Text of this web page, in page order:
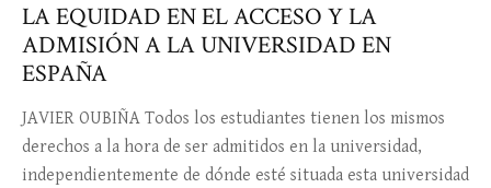
LA EQUIDAD EN EL ACCESO Y LA
ADMISIÓN A LA UNIVERSIDAD EN
ESPAÑA
JAVIER OUBIÑA Todos los estudiantes tienen los mismos
derechos a la hora de ser admitidos en la universidad,
independientemente de dónde esté situada esta universidad